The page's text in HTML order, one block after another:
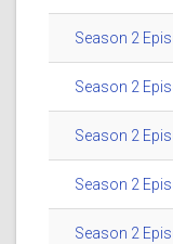
Season 2
Season 2
Season 2
Season 2
Season 2